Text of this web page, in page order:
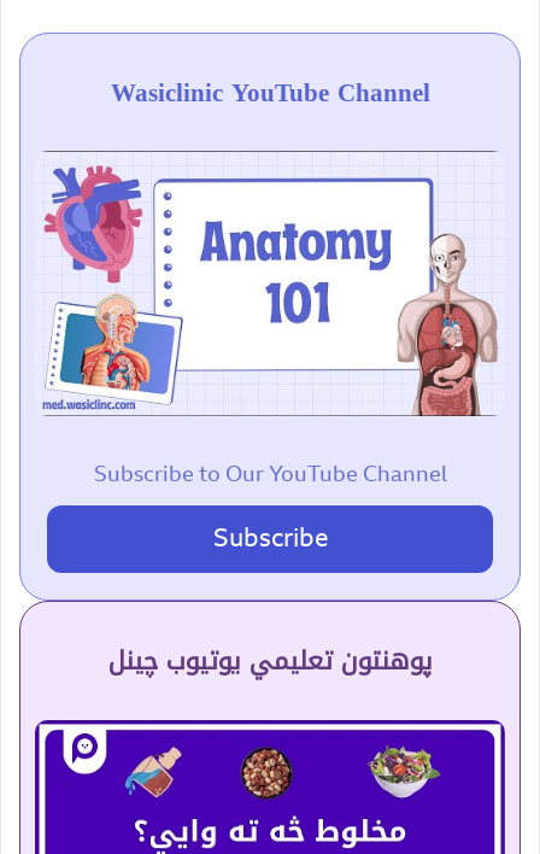
Wasiclinic YouTube Channel
Subscribe to Our YouTube Channel
Subscribe
پوهنتون تعلیمي یوتیوب چینل